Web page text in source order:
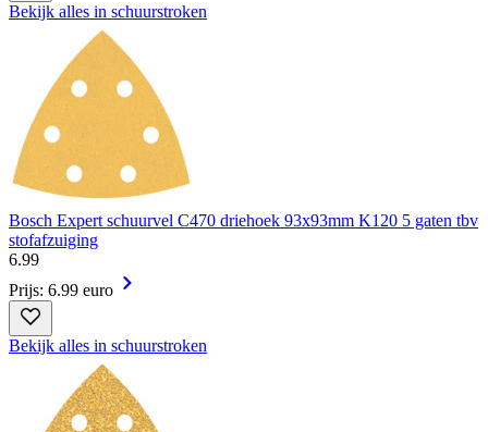
Bekijk alles in schuurstroken
Bosch Expert schuurvel C470 driehoek 93x93mm K120 5 gaten tbv
stofafzuiging
6.99
Prijs: 6.99 euro
Bekijk alles in schuurstroken